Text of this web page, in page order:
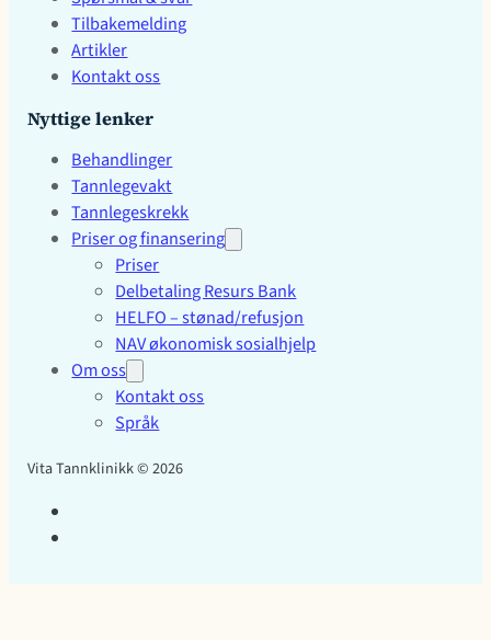
Tilbakemelding
Artikler
Kontakt oss
Nyttige lenker
Behandlinger
Tannlegevakt
Tannlegeskrekk
Priser og finansering
Priser
Delbetaling Resurs Bank
HELFO – stønad/refusjon
NAV økonomisk sosialhjelp
Om oss
Kontakt oss
Språk
Vita Tannklinikk © 2026